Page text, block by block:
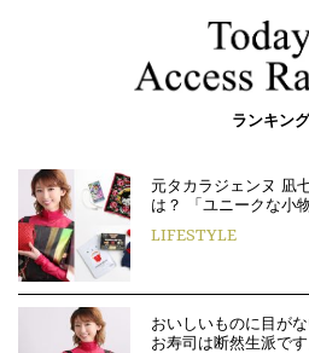
ランキング
元タカラジェンヌ 凪
は？ 「ユニークな小
LIFESTYLE
おいしいものに目が
お寿司は断然生派で